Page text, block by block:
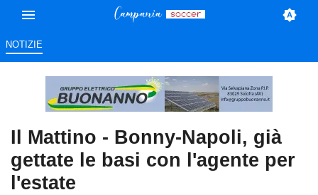
NOTIZIE
Il Mattino - Bonny-Napoli, già
gettate le basi con l'agente per
l'estate